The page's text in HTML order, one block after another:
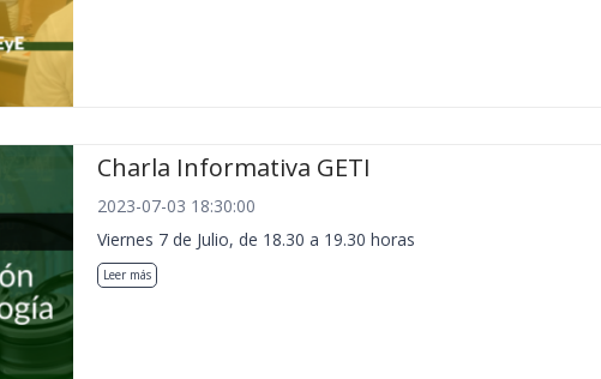
Charla Informativa GETI
2023-07-03 18:30:00
Viernes 7 de Julio, de 18.30 a 19.30 horas
Leer más